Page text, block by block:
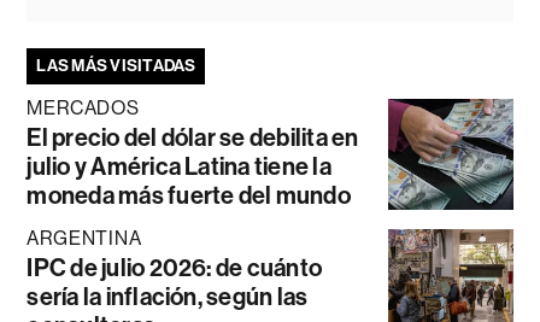
LAS MÁS VISITADAS
MERCADOS
El precio del dólar se debilita en
julio y América Latina tiene la
moneda más fuerte del mundo
ARGENTINA
IPC de julio 2026: de cuánto
sería la inflación, según las